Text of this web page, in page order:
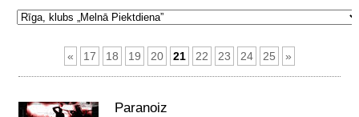
« 17 18 19 20 21 22 23 24 25 »
Paranoiz